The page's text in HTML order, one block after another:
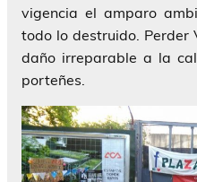
vigencia el amparo
todo lo destruido. Perder
daño irreparable a la
porteñes.